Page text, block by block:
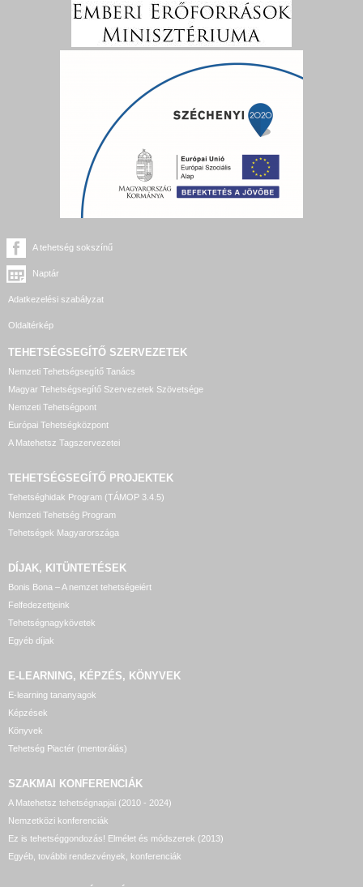
A tehetség sokszínű
Naptár
Adatkezelési szabályzat
Oldaltérkép
TEHETSÉGSEGÍTŐ SZERVEZETEK
Nemzeti Tehetségsegítő Tanács
Magyar Tehetségsegítő Szervezetek Szövetsége
Nemzeti Tehetségpont
Európai Tehetségközpont
A Matehetsz Tagszervezetei
TEHETSÉGSEGÍTŐ PROJEKTEK
Tehetséghidak Program (TÁMOP 3.4.5)
Nemzeti Tehetség Program
Tehetségek Magyarországa
DÍJAK, KITÜNTETÉSEK
Bonis Bona – A nemzet tehetségeiért
Felfedezettjeink
Tehetségnagykövetek
Egyéb díjak
E-LEARNING, KÉPZÉS, KÖNYVEK
E-learning tananyagok
Képzések
Könyvek
Tehetség Piactér (mentorálás)
SZAKMAI KONFERENCIÁK
A Matehetsz tehetségnapjai (2010 - 2024)
Nemzetközi konferenciák
Ez is tehetséggondozás! Elmélet és módszerek (2013)
Egyéb, további rendezvények, konferenciák